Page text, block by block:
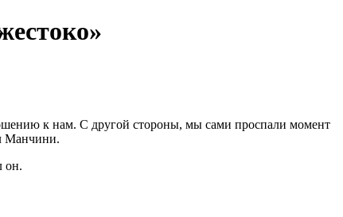
к нам. С другой стороны, мы сами проспали момент
Манчини.
он.